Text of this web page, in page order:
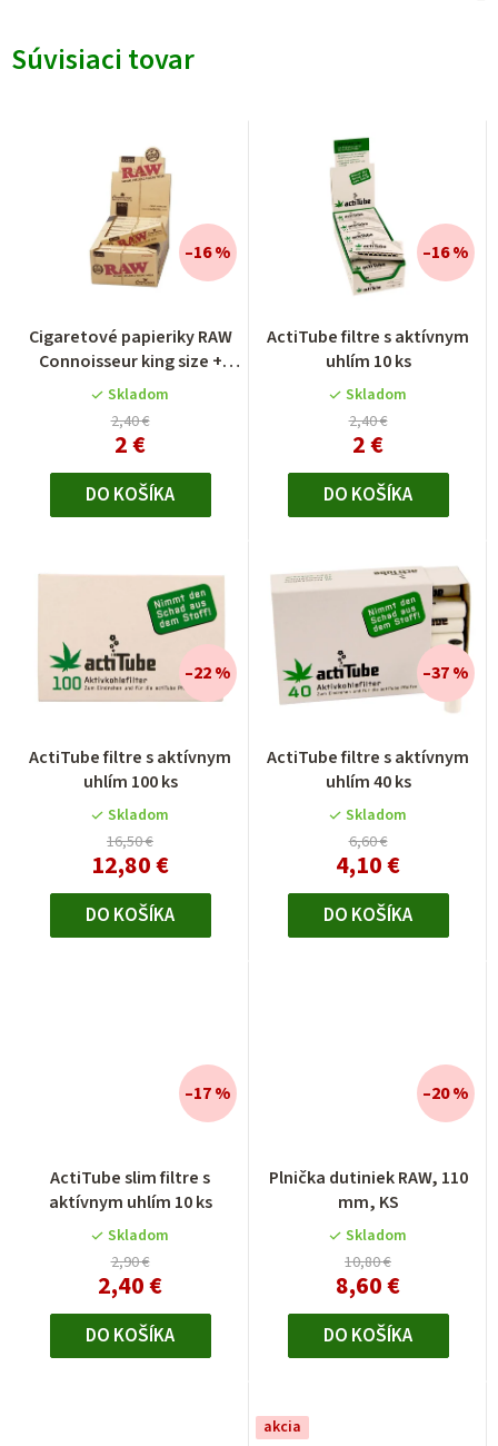
Súvisiaci tovar
Cigaretové papieriky RAW
Connoisseur king size +
předrolované filtre
Skladom
2,40 €
2 €
–16 %
DO KOŠÍKA
ActiTube filtre s aktívnym
uhlím 10 ks
Skladom
2,40 €
2 €
–16 %
DO KOŠÍKA
ActiTube filtre s aktívnym
uhlím 100 ks
Skladom
16,50 €
12,80 €
–22 %
DO KOŠÍKA
ActiTube filtre s aktívnym
uhlím 40 ks
Skladom
6,60 €
4,10 €
–37 %
DO KOŠÍKA
ActiTube slim filtre s
aktívnym uhlím 10 ks
Skladom
2,90 €
2,40 €
–17 %
DO KOŠÍKA
Plnička dutiniek RAW, 110
mm, KS
Skladom
10,80 €
8,60 €
–20 %
DO KOŠÍKA
akcia